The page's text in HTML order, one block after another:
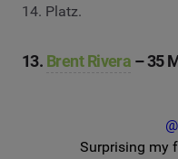
14. Platz.
13. Brent Rivera – 35
Surprising my